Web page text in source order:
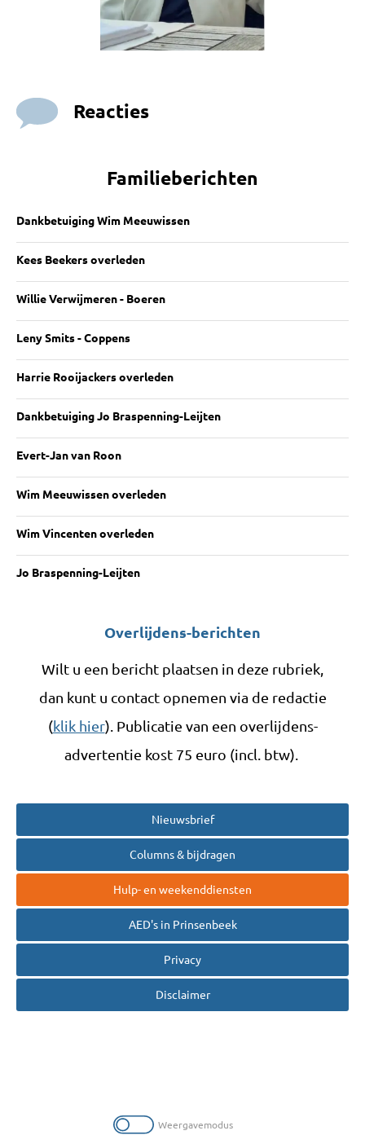
Reacties
Familieberichten
Dankbetuiging Wim Meeuwissen
Kees Beekers overleden
Willie Verwijmeren - Boeren
Leny Smits - Coppens
Harrie Rooijackers overleden
Dankbetuiging Jo Braspenning-Leijten
Evert-Jan van Roon
Wim Meeuwissen overleden
Wim Vincenten overleden
Jo Braspenning-Leijten
Overlijdens-berichten
Wilt u een bericht plaatsen in deze rubriek,
dan kunt u contact opnemen via de redactie
(klik hier). Publicatie van een overlijdens-
advertentie kost 75 euro (incl. btw).
Nieuwsbrief
Columns & bijdragen
Hulp- en weekenddiensten
AED's in Prinsenbeek
Privacy
Disclaimer
Weergavemodus